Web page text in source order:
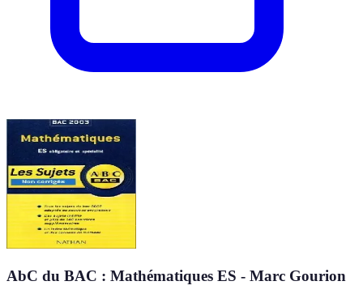
AbC du BAC : Mathématiques ES - Marc Gourion